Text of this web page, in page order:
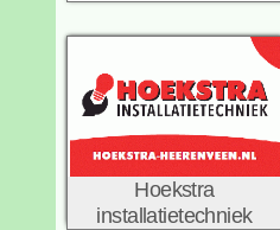
Hoekstra
installatietechniek